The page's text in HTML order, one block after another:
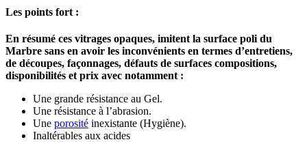
Les points fort :
En résumé ces vitrages opaques, imitent la surface poli du
Marbre sans en avoir les inconvénients en termes d’entretiens,
de découpes, façonnages, défauts de surfaces compositions,
disponibilités et prix avec notamment :
Une grande résistance au Gel.
Une résistance à l’abrasion.
Une porosité inexistante (Hygiène).
Inaltérables aux acides